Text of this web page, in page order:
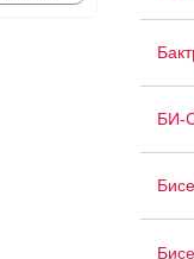
БИ-